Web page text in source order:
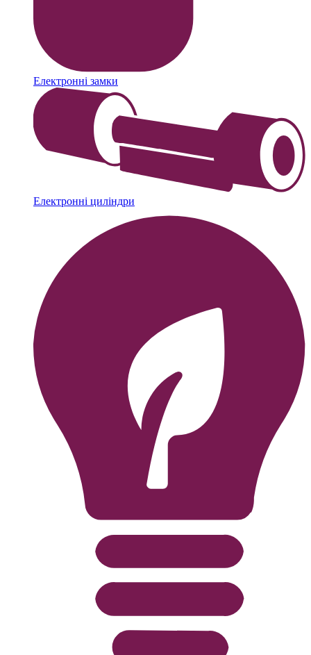
Електронні замки
Електронні циліндри